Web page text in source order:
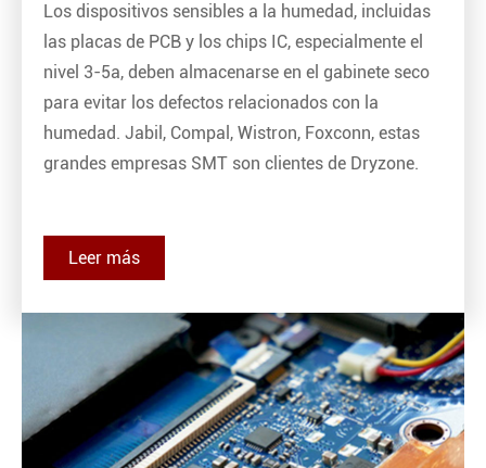
Los dispositivos sensibles a la humedad, incluidas
las placas de PCB y los chips IC, especialmente el
nivel 3-5a, deben almacenarse en el gabinete seco
para evitar los defectos relacionados con la
humedad. Jabil, Compal, Wistron, Foxconn, estas
grandes empresas SMT son clientes de Dryzone.
Leer más